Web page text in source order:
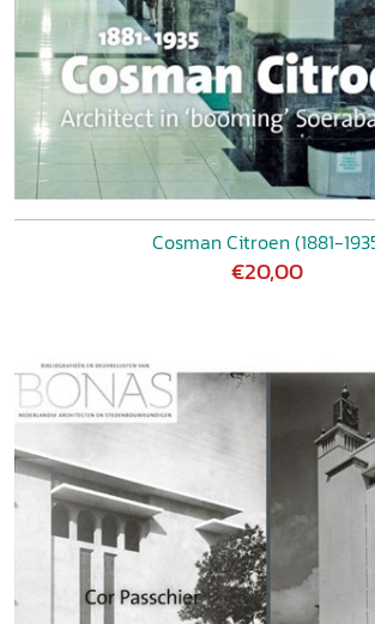
Architecten in de jaren vijftig 147
Indonesianisasi 148
Enkele architecten en hun gebouwen 149
Noten 163
Literatuur 169
Cosman Citroen (1881-
€20,00